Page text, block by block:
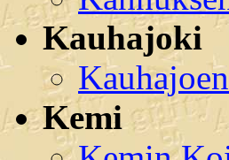
Kauhajoki
Kemi